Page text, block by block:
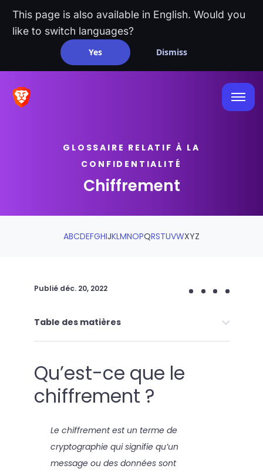
This page is also available in English. Would you
like to switch languages?
Yes Dismiss
GLOSSAIRE RELATIF À LA
CONFIDENTIALITÉ
Chiffrement
ABCDEFGHIJKLMNOPQRSTUVWXYZ
Publié déc. 20, 2022
Table des matières
Qu’est-ce que le
chiffrement ?
Le chiffrement est un terme de
cryptographie qui signifie qu’un
message ou des données sont